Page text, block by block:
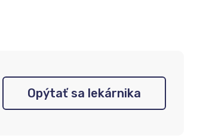
Opýtať sa lekárnika